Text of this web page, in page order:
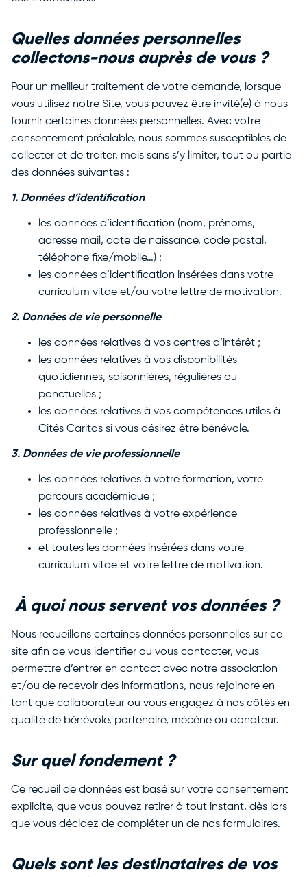
Quelles données personnelles
collectons-nous auprès de vous ?
Pour un meilleur traitement de votre demande, lorsque
vous utilisez notre Site, vous pouvez être invité(e) à nous
fournir certaines données personnelles. Avec votre
consentement préalable, nous sommes susceptibles de
collecter et de traiter, mais sans s’y limiter, tout ou partie
des données suivantes :
1. Données d’identification
les données d’identification (nom, prénoms,
adresse mail, date de naissance, code postal,
téléphone fixe/mobile…) ;
les données d’identification insérées dans votre
curriculum vitae et/ou votre lettre de motivation.
2. Données de vie personnelle
les données relatives à vos centres d’intérêt ;
les données relatives à vos disponibilités
quotidiennes, saisonnières, régulières ou
ponctuelles ;
les données relatives à vos compétences utiles à
Cités Caritas si vous désirez être bénévole.
3. Données de vie professionnelle
les données relatives à votre formation, votre
parcours académique ;
les données relatives à votre expérience
professionnelle ;
et toutes les données insérées dans votre
curriculum vitae et votre lettre de motivation.
À quoi nous servent vos données ?
Nous recueillons certaines données personnelles sur ce
site afin de vous identifier ou vous contacter, vous
permettre d’entrer en contact avec notre association
et/ou de recevoir des informations, nous rejoindre en
tant que collaborateur ou vous engagez à nos côtés en
qualité de bénévole, partenaire, mécène ou donateur.
Sur quel fondement ?
Ce recueil de données est basé sur votre consentement
explicite, que vous pouvez retirer à tout instant, dès lors
que vous décidez de compléter un de nos formulaires.
Quels sont les destinataires de vos